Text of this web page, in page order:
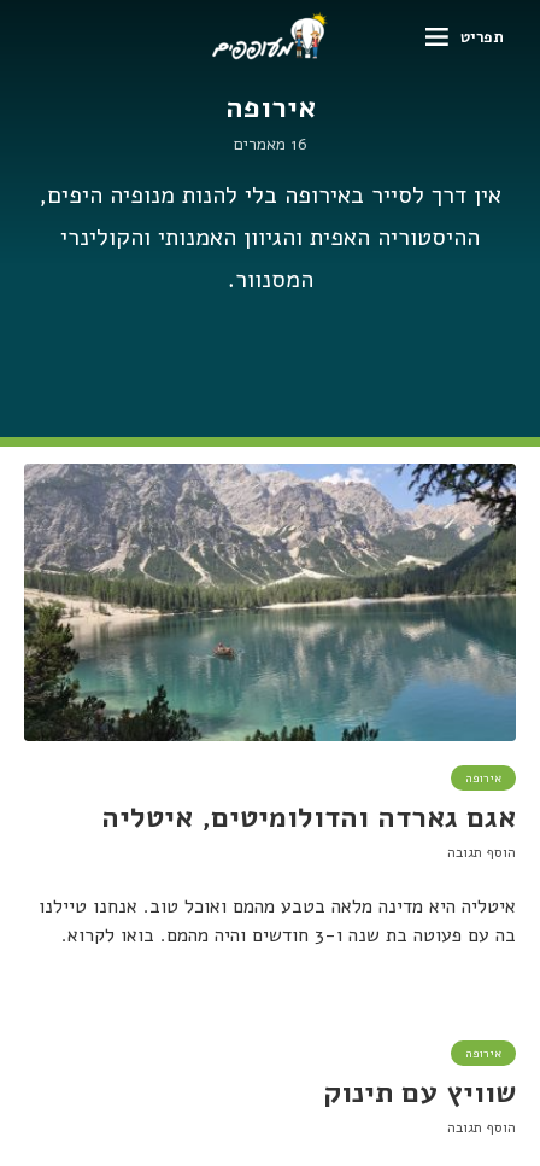
תפריט
אירופה
16 מאמרים
אין דרך לסייר באירופה בלי להנות מנופיה היפים,
ההיסטוריה האפית והגיוון האמנותי והקולינרי
המסנוור.
אירופה
אגם גארדה והדולומיטים, איטליה
הוסף תגובה
איטליה היא מדינה מלאה בטבע מהמם ואוכל טוב. אנחנו טיילנו
בה עם פעוטה בת שנה ו-3 חודשים והיה מהמם. בואו לקרוא.
אירופה
שוויץ עם תינוק
הוסף תגובה